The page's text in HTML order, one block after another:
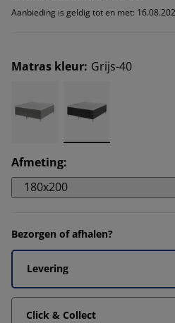
Aanbieding is geldig tot en met:
Matras kleur: Grijs-40
Afmeting:
180x200
Bezorgen of afhalen?
Levering
Click & Collect